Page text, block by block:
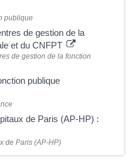
publique
de gestion de la
et du CNFPT
de gestion de la fonction
publique
de Paris (AP-HP) :
de Paris (AP-HP)